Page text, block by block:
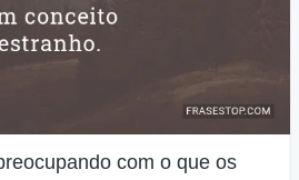
com o que os